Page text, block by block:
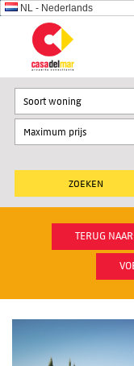
NL - Nederlands
Soort woning
TERUG